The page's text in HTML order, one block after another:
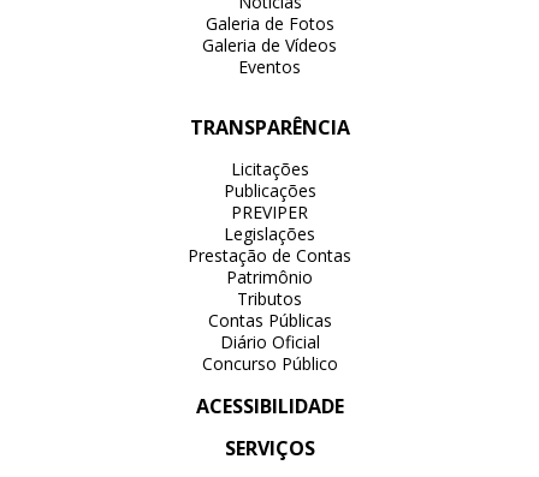
Galeria de Fotos
Galeria de Vídeos
Eventos
TRANSPARÊNCIA
Licitações
Publicações
PREVIPER
Legislações
Prestação de Contas
Patrimônio
Tributos
Contas Públicas
Diário Oficial
Concurso Público
ACESSIBILIDADE
SERVIÇOS